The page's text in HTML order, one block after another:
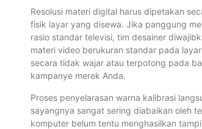
Resolusi materi digital harus dipetakan
fisik layar yang disewa. Jika panggung
rasio standar televisi, tim desainer
materi video berukuran standar pada
secara tidak wajar atau terpotong pada
kampanye merek Anda.
Proses penyelarasan warna kalibrasi
sayangnya sangat sering diabaikan oleh
komputer belum tentu menghasilkan